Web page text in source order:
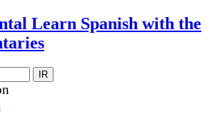
Learn Spanish with the